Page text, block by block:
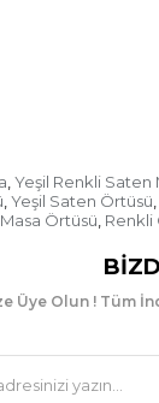
, Yeşil Renkli Saten
, Yeşil Saten Örtüsü,
Örtüsü, Renkli
Üye Olun ! Tüm